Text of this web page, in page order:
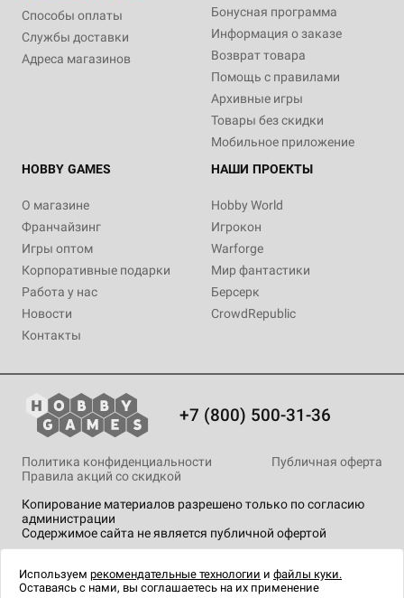
Способы оплаты
Службы доставки
Адреса магазинов
Бонусная программа
Информация о заказе
Возврат товара
Помощь с правилами
Архивные игры
Товары без скидки
Мобильное приложение
HOBBY GAMES
О магазине
Франчайзинг
Игры оптом
Корпоративные подарки
Работа у нас
Новости
Контакты
НАШИ ПРОЕКТЫ
Hobby World
Игрокон
Warforge
Мир фантастики
Берсерк
CrowdRepublic
+7 (800) 500-31-36
Копирование материалов разрешено только по согласию
администрации
Содержимое сайта не является публичной офертой
Политика конфиденциальности
Публичная оферта
Правила акций со скидкой
технологии.
Используем рекомендательные технологии и файлы куки.
Оставаясь с нами, вы соглашаетесь на их применение